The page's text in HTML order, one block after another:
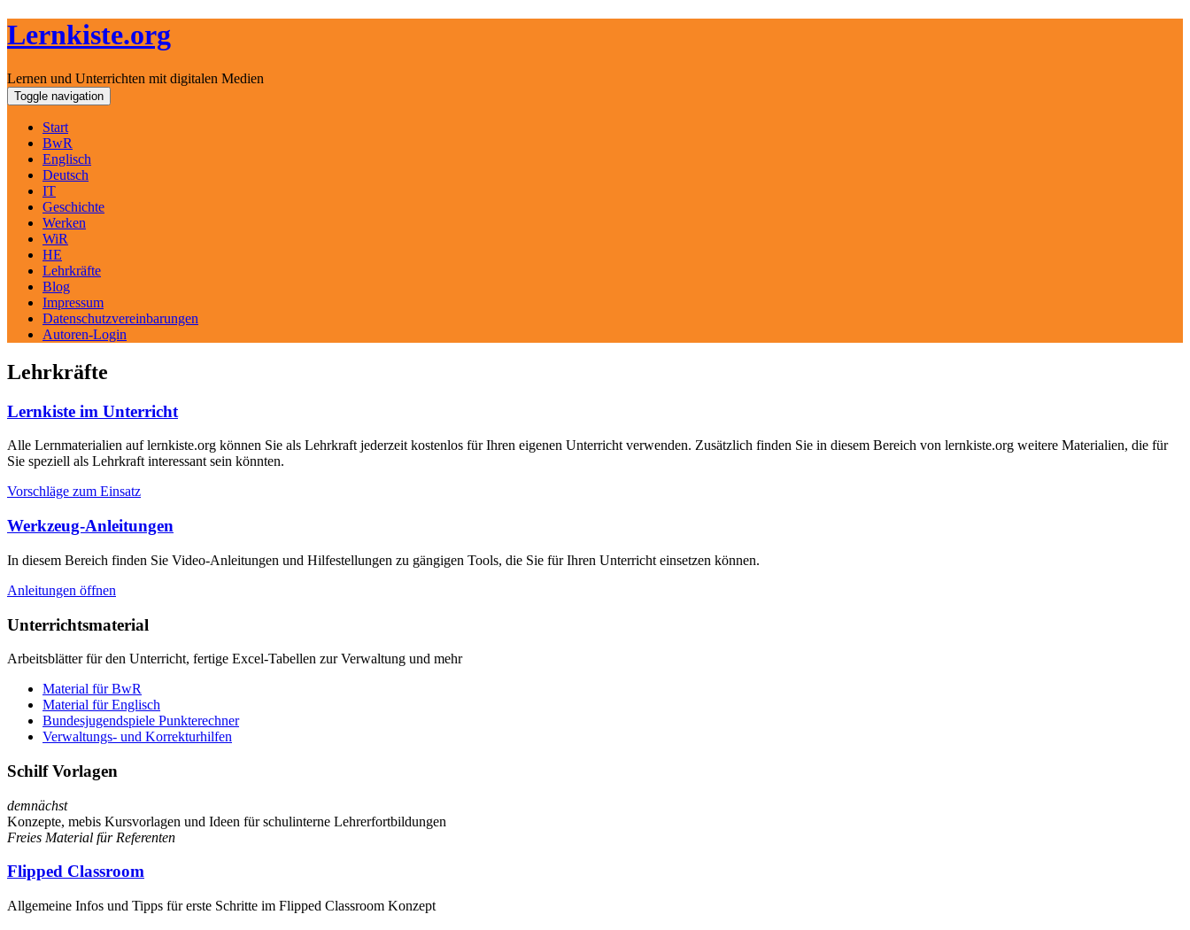
Lernkiste.org
Lernen und Unterrichten mit digitalen Medien
Skip
to
content
Toggle navigation
Start
BwR
Englisch
Deutsch
IT
Geschichte
Werken
WiR
HE
Lehrkräfte
Blog
Impressum
Datenschutzvereinbarungen
Autoren-Login
Lehrkräfte
Lernkiste im Unterricht
Alle Lernmaterialien auf lernkiste.org können Sie als Lehrkraft jederzeit kostenlos für Ihren eigenen Unterricht verwenden. Zusätzlich finden Sie in diesem Bereich von lernkiste.org weitere Materialien, die für
Sie speziell als Lehrkraft interessant sein könnten.
Vorschläge zum Einsatz
Werkzeug-Anleitungen
In diesem Bereich finden Sie Video-Anleitungen und Hilfestellungen zu gängigen Tools, die Sie für Ihren Unterricht einsetzen können.
Anleitungen öffnen
Unterrichtsmaterial
Arbeitsblätter für den Unterricht, fertige Excel-Tabellen zur Verwaltung und mehr
Material für BwR
Material für Englisch
Bundesjugendspiele Punkterechner
Verwaltungs- und Korrekturhilfen
Schilf Vorlagen
demnächst
Konzepte, mebis Kursvorlagen und Ideen für schulinterne Lehrerfortbildungen
Freies Material für Referenten
Flipped Classroom
Allgemeine Infos und Tipps für erste Schritte im Flipped Classroom Konzept